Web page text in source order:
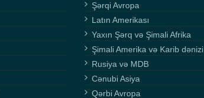
Şərqi Avropa
Latın Amerikası
Yaxın Şərq və Şimali Afrika
Şimali Amerika və Karib dənizi
Rusiya və MDB
Cənubi Asiya
Qərbi Avropa